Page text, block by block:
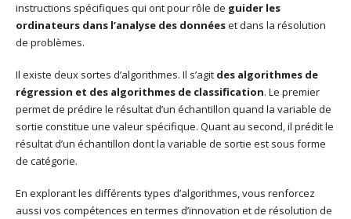
instructions spécifiques qui ont pour rôle de guider les
ordinateurs dans l’analyse des donnéeset dans la résolution
de problèmes.
Il existe deux sortes d’algorithmes. Il s’agit des algorithmes de
régression et des algorithmes de classification. Le premier
permet de prédire le résultat d’un échantillon quand la variable de
sortie constitue une valeur spécifique. Quant au second, il prédit le
résultat d’un échantillon dont la variable de sortie est sous forme
de catégorie.
En explorant les différents types d’algorithmes, vous renforcez
aussi vos compétences en termes d’innovation et de résolution de